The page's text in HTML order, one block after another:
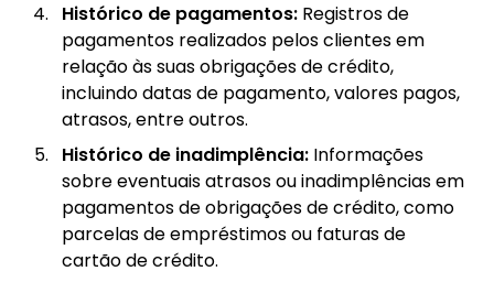
Histórico de pagamentos: Registros de
pagamentos realizados pelos clientes em
relação às suas obrigações de crédito,
incluindo datas de pagamento, valores pagos,
atrasos, entre outros.
Histórico de inadimplência: Informações
sobre eventuais atrasos ou inadimplências em
pagamentos de obrigações de crédito, como
parcelas de empréstimos ou faturas de
cartão de crédito.